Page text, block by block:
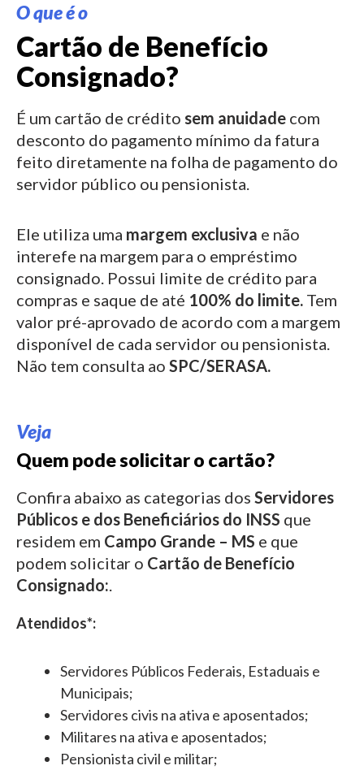
O que é o
Cartão de Benefício
Consignado?
É um cartão de crédito sem anuidade com
desconto do pagamento mínimo da fatura
feito diretamente na folha de pagamento do
servidor público ou pensionista.
Ele utiliza uma margem exclusiva e não
interefe na margem para o empréstimo
consignado. Possui limite de crédito para
compras e saque de até 100% do limite. Tem
valor pré-aprovado de acordo com a margem
disponível de cada servidor ou pensionista.
Não tem consulta ao SPC/SERASA.
Veja
Quem pode solicitar o cartão?
Confira abaixo as categorias dos Servidores
Públicos e dos Beneficiários do INSS que
residem em Campo Grande – MS e que
podem solicitar o Cartão de Benefício
Consignado:.
Atendidos*:
Servidores Públicos Federais, Estaduais e
Municipais;
Servidores civis na ativa e aposentados;
Militares na ativa e aposentados;
Pensionista civil e militar;